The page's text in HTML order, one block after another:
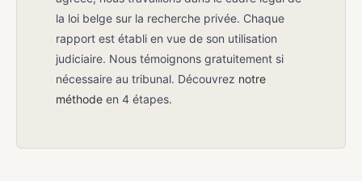
la loi belge sur la recherche privée. Chaque
rapport est établi en vue de son utilisation
judiciaire. Nous témoignons gratuitement si
nécessaire au tribunal. Découvrez notre
méthode en 4 étapes.